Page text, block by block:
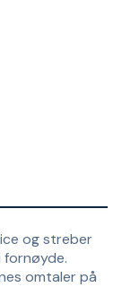
og streber
omtaler på